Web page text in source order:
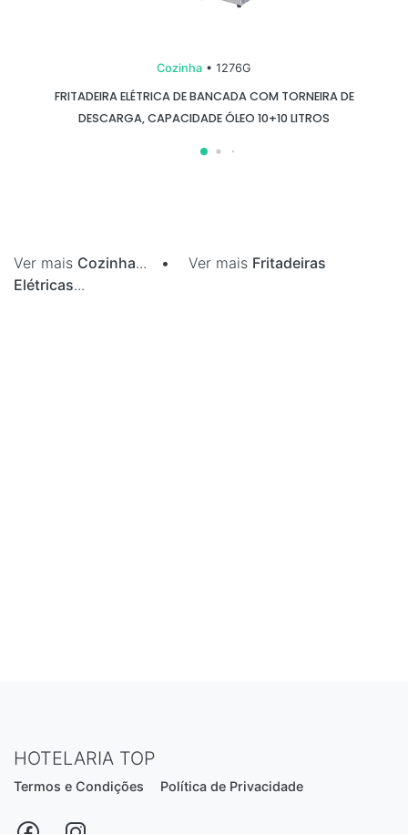
Cozinha • 1276G
FRITADEIRA ELÉTRICA DE BANCADA COM TORNEIRA DE
DESCARGA, CAPACIDADE ÓLEO 10+10 LITROS
Ver mais Cozinha... • Ver mais Fritadeiras
Elétricas...
HOTELARIA TOP
Termos e Condições Política de Privacidade